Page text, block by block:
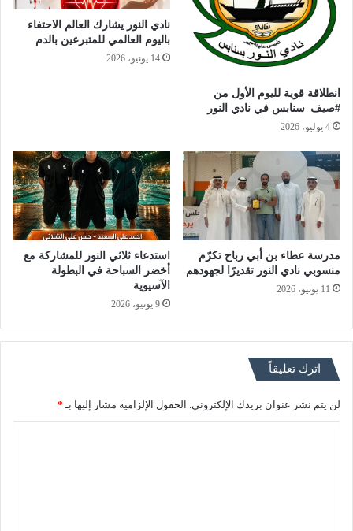
انطلاقة قوية لليوم الأول من
#صيف_سنابس في نادي النور
4 يوليو، 2026
نادي النور يشارك العالم الاحتفاء
باليوم العالمي للمتبرعين بالدم
14 يونيو، 2026
مدرسة عطاء بن أبي رباح تكرّم
منسوبي نادي النور تقديرًا لجهودهم
11 يونيو، 2026
استدعاء ثلاثي النور للمشاركة مع
أخضر السباحة في البطولة
الآسيوية
9 يونيو، 2026
اترك تعليقاً
لن يتم نشر عنوان بريدك الإلكتروني. الحقول الإلزامية مشار إليها بـ *